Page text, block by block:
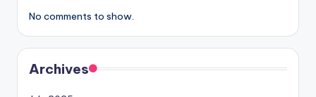
No comments to show.
Archives